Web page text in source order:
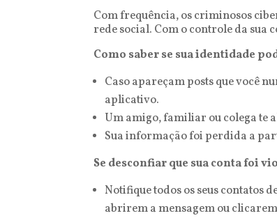
Com frequência, os criminosos
rede social. Com o controle da sua
Como saber se sua identidade
Caso apareçam posts que você
aplicativo.
Um amigo, familiar ou colega te
Sua informação foi perdida a
Se desconfiar que sua conta foi
Notifique todos os seus contatos
abrirem a mensagem ou